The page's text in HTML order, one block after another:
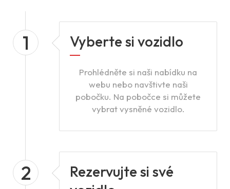
1 Vyberte si vozidlo
Prohlédněte si naši nabídku na
webu nebo navštivte naši
pobočku. Na pobočce si můžete
vybrat vysněné vozidlo.
2
Rezervujte si své